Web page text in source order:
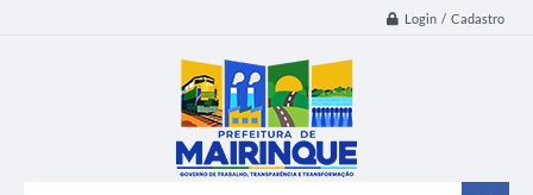
Login / Cadastro